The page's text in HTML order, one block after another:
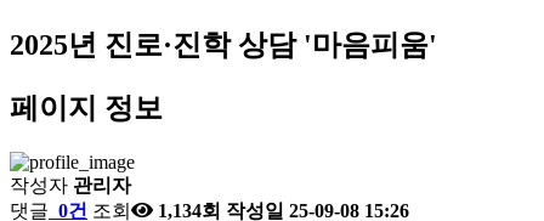
2025년 진로·진학 상담 '마음피움'
페이지 정보
작성자 관리자
댓글 0건 조회 1,134회 작성일 25-09-08 15:26